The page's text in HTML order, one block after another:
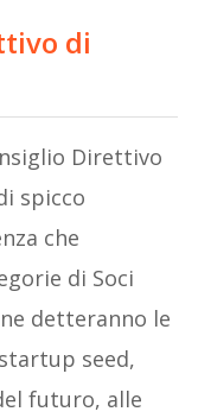
di
Direttivo
spicco
che
di Soci
detteranno le
seed,
futuro, alle